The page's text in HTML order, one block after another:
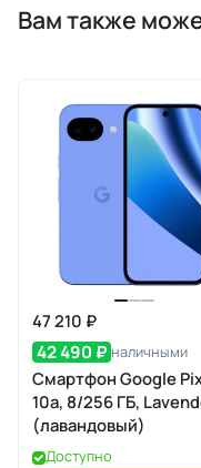
Вам также
47 210 ₽
42 490 ₽ наличными
Смартфон Google
10a, 8/256 ГБ,
(лавандовый)
Доступно